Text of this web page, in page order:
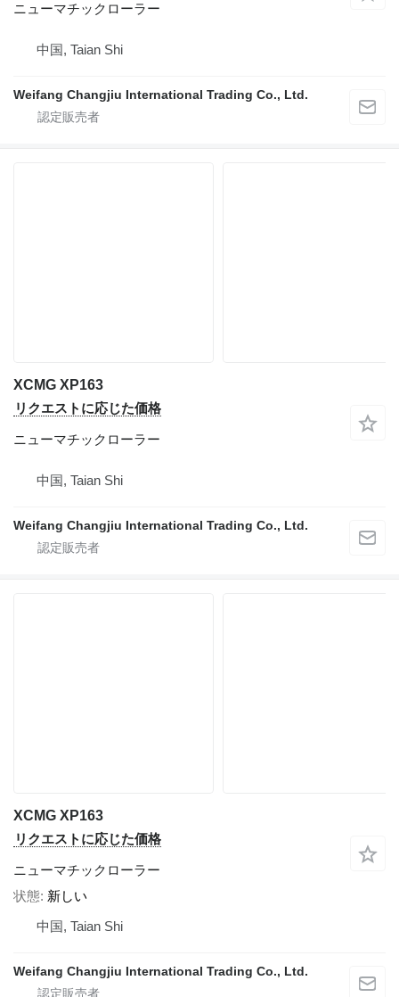
ニューマチックローラー
中国, Taian Shi
Weifang Changjiu International Trading Co., Ltd.
XCMG XP163
リクエストに応じた価格
ニューマチックローラー
中国, Taian Shi
Weifang Changjiu International Trading Co., Ltd.
XCMG XP163
リクエストに応じた価格
ニューマチックローラー
状態 新しい
中国, Taian Shi
Weifang Changjiu International Trading Co., Ltd.